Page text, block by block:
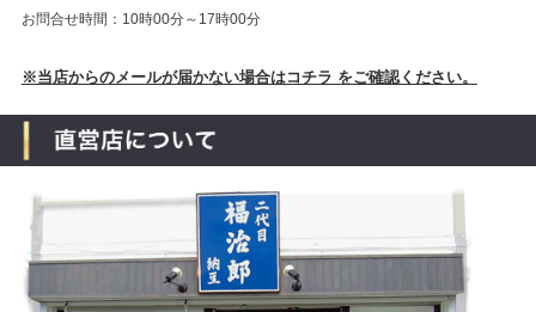
お問合せ時間：10時00分～17時00分
※当店からのメールが届かない場合はコチラ をご確認ください。